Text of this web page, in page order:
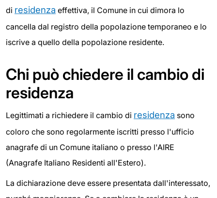
di residenza effettiva, il Comune in cui dimora lo
cancella dal registro della popolazione temporaneo e lo
iscrive a quello della popolazione residente.
Chi può chiedere il cambio di
residenza
Legittimati a richiedere il cambio di residenza sono
coloro che sono regolarmente iscritti presso l'ufficio
anagrafe di un Comune italiano o presso l'AIRE
(Anagrafe Italiano Residenti all'Estero).
La dichiarazione deve essere presentata dall'interessato,